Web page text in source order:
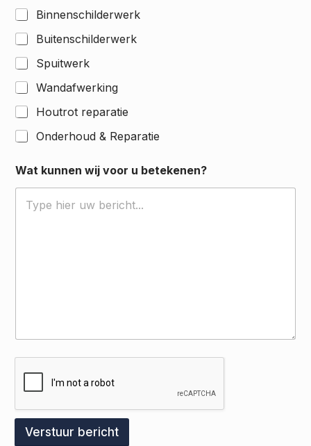
Binnenschilderwerk
Buitenschilderwerk
Spuitwerk
Wandafwerking
Houtrot reparatie
Onderhoud & Reparatie
Wat kunnen wij voor u betekenen?
Verstuur bericht